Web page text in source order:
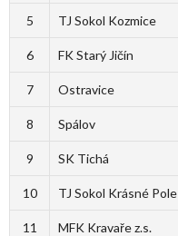
5 TJ Sokol Kozmice
6 FK Starý Jičín
7 Ostravice
8 Spálov
9 SK Tichá
10 TJ Sokol Krásné Pole
11 MFK Kravaře z.s.